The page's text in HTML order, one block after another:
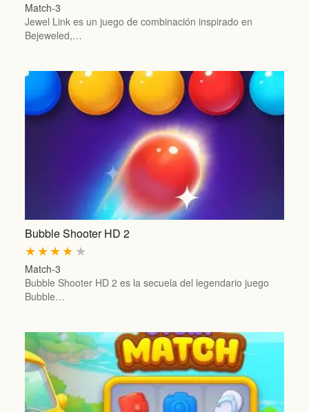
Match-3
Jewel Link es un juego de combinación inspirado en
Bejeweled,…
Bubble Shooter HD 2
★
★
★
★
★
Match-3
Bubble Shooter HD 2 es la secuela del legendario juego
Bubble…